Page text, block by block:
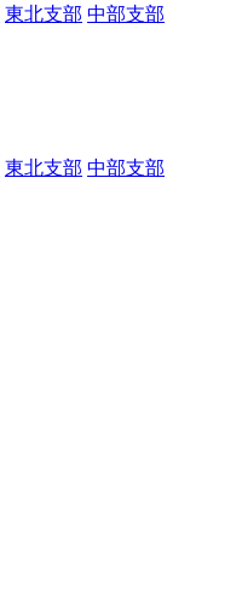
東北支部 中部支部
東北支部 中部支部